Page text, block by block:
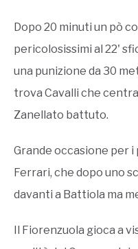
Dopo 20 minuti un pò
pericolosissimi al 22'
una punizione da 30
trova Cavalli che
Zanellato battuto.
Grande occasione per i
Ferrari, che dopo uno
davanti a Battiola ma
Il Fiorenzuola gioca a